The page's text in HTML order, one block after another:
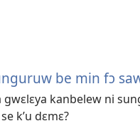
be min fɔ
gwɛlɛya kanbelew ni
k’u dɛmɛ?